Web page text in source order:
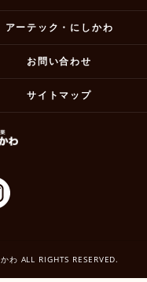
アーテック・にしかわ
お問い合わせ
サイトマップ
わ ALL RIGHTS RESERVED.